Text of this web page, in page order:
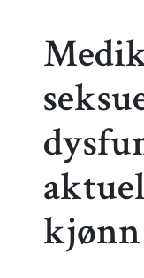
kjønn